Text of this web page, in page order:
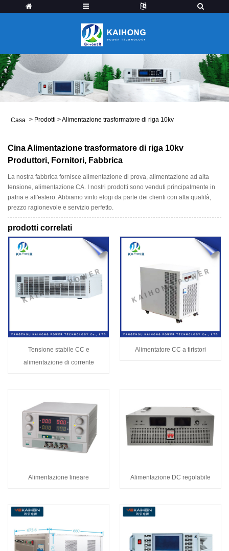
Casa > Prodotti >Alimentazione trasformatore di riga 10kv
Cina Alimentazione trasformatore di riga 10kv
Produttori, Fornitori, Fabbrica
La nostra fabbrica fornisce alimentazione di prova, alimentazione ad alta
tensione, alimentazione CA. I nostri prodotti sono venduti principalmente in
patria e all'estero. Abbiamo vinto elogi da parte dei clienti con alta qualità,
prezzo ragionevole e servizio perfetto.
prodotti correlati
Tensione stabile CC e
alimentazione di corrente
Alimentatore CC a tiristori
Alimentazione lineare Alimentazione DC regolabile